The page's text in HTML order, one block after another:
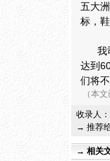
五大
标，
我司
达到
们将
（本
收录人：
→ 推荐
→ 相关